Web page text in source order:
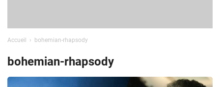
Accueil bohemian-rhapsody
bohemian-rhapsody